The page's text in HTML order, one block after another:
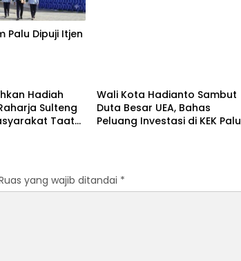
Palu Dipuji Itjen
Hadiah
Sulteng
Taat
Wali Kota Hadianto Sambut
Duta Besar UEA, Bahas
Peluang Investasi di KEK Palu
yang wajib ditandai *